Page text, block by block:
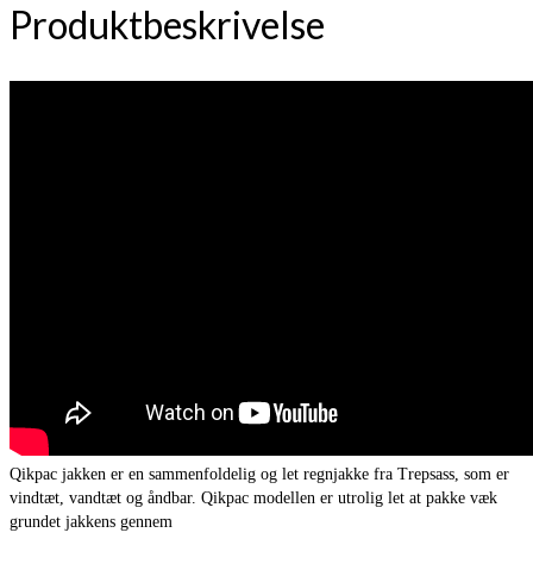
Produktbeskrivelse
Qikpac jakken er en sammenfoldelig og let regnjakke fra Trepsass, som er
vindtæt, vandtæt og åndbar. Qikpac modellen er utrolig let at pakke væk
grundet jakkens gennem